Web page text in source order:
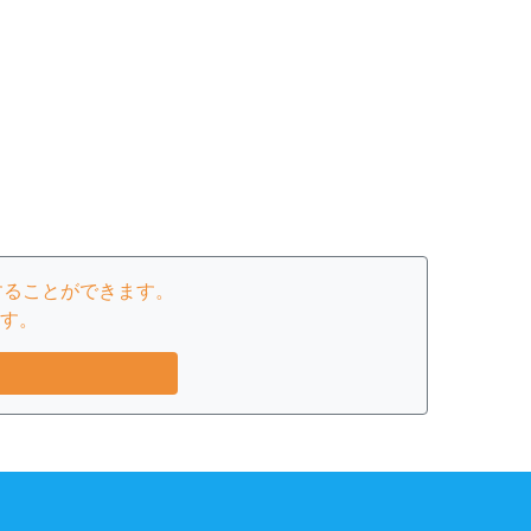
ことができます。
。